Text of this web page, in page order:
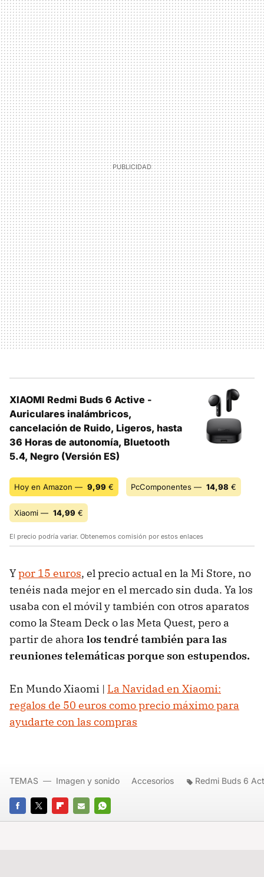
XIAOMI Redmi Buds 6 Active -
Auriculares inalámbricos,
cancelación de Ruido, Ligeros, hasta
36 Horas de autonomía, Bluetooth
5.4, Negro (Versión ES)
Hoy en Amazon — 9,99 € PcComponentes — 14,98 €
Xiaomi — 14,99 €
El precio podría variar. Obtenemos comisión por estos enlaces
Ypor 15 euros, el precio actual en la Mi Store, no
tenéis nada mejor en el mercado sin duda. Ya los
usaba con el móvil y también con otros aparatos
como la Steam Deck o las Meta Quest, pero a
partir de ahora los tendré también para las
reuniones telemáticas porque son estupendos.
En Mundo Xiaomi | La Navidad en Xiaomi:
regalos de 50 euros como precio máximo para
ayudarte con las compras
FACEBOOK
TWITTERFLIPBOARD
E-
WHATSAPP
TEMAS Imagen y sonido Accesorios Redmi Buds 6